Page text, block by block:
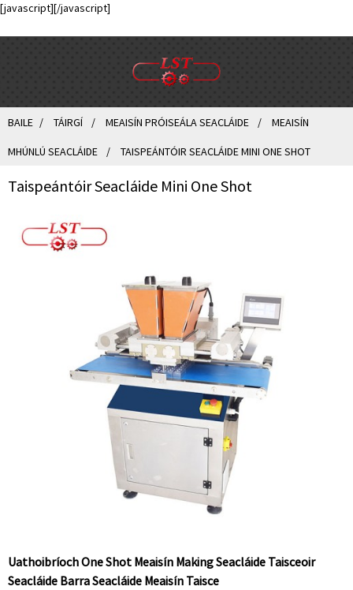
[javascript][/javascript]
BAILE TÁIRGÍ MEAISÍN PRÓISEÁLA SEACLÁIDE MEAISÍN
MHÚNLÚ SEACLÁIDE TAISPEÁNTÓIR SEACLÁIDE MINI ONE SHOT
Taispeántóir Seacláide Mini One Shot
Uathoibríoch One Shot Meaisín Making Seacláide Taisceoir
Seacláide Barra Seacláide Meaisín Taisce